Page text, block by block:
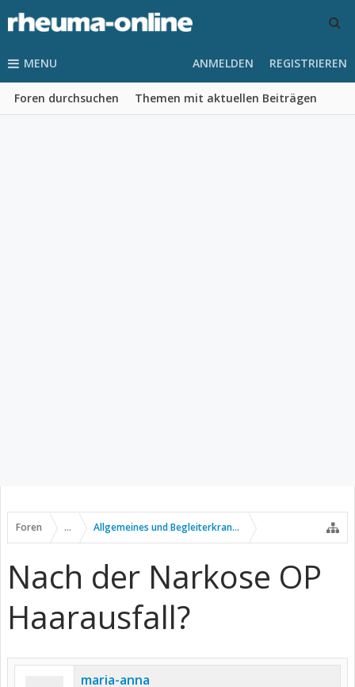
MENU
Foren durchsuchen Themen mit aktuellen Beiträgen
ANMELDEN REGISTRIEREN
Foren ... Allgemeines und Begleiterkrankungen
Nach der Narkose OP
Haarausfall?
maria-anna